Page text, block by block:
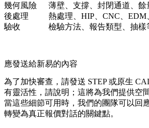
幾何風險
薄壁、支撐、封閉通道、餘
後處理
熱處理、HIP、CNC、EDM
驗收
檢驗方法、報告類型、抽樣
應發送給新易的內容
為了加快審查，請發送 STEP 或原生
有靈活性，請說明；這將為我們提供空
當這些細節可用時，我們的團隊可以回
轉變為真正報價對話的關鍵點。